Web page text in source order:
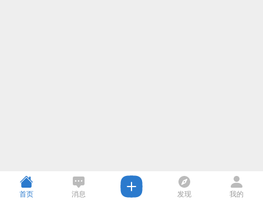
首页 消息 发现 我的